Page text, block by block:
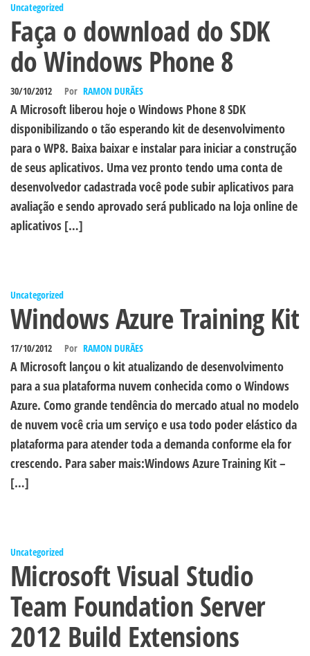
Uncategorized
Faça o download do SDK
do Windows Phone 8
30/10/2012 Por RAMON DURÃES
A Microsoft liberou hoje o Windows Phone 8 SDK
disponibilizando o tão esperando kit de desenvolvimento
para o WP8. Baixa baixar e instalar para iniciar a construção
de seus aplicativos. Uma vez pronto tendo uma conta de
desenvolvedor cadastrada você pode subir aplicativos para
avaliação e sendo aprovado será publicado na loja online de
aplicativos […]
Uncategorized
Windows Azure Training Kit
17/10/2012 Por RAMON DURÃES
A Microsoft lançou o kit atualizando de desenvolvimento
para a sua plataforma nuvem conhecida como o Windows
Azure. Como grande tendência do mercado atual no modelo
de nuvem você cria um serviço e usa todo poder elástico da
plataforma para atender toda a demanda conforme ela for
crescendo. Para saber mais:Windows Azure Training Kit –
[…]
Uncategorized
Microsoft Visual Studio
Team Foundation Server
2012 Build Extensions